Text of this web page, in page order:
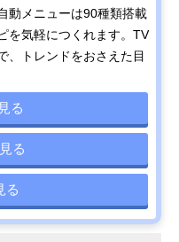
動メニューは90種類搭載
を気軽につくれます。TV
、トレンドをおさえた目
る
る
る